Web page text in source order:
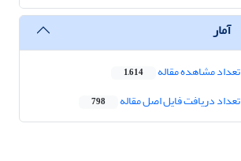
آمار
تعداد مشاهده مقاله 1,614
تعداد دریافت فایل اصل مقاله 798